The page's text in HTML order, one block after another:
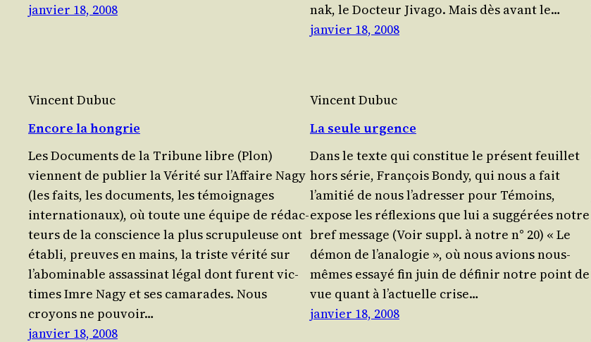
janvier 18, 2008
nak, le Doc­teur Jiva­go. Mais dès avant le…
janvier 18, 2008
Vincent Dubuc
Encore la hongrie
Les Docu­ments de la Tri­bune libre (Plon)
viennent de publier la Véri­té sur l’Affaire Nagy
(les faits, les docu­ments, les témoi­gnages
inter­na­tio­naux), où toute une équipe de rédac­
teurs de la conscience la plus scru­pu­leuse ont
éta­bli, preuves en mains, la triste vérité sur
l’abominable assas­si­nat légal dont furent vic­
times Imre Nagy et ses cama­rades. Nous
croyons ne pou­voir…
janvier 18, 2008
Vincent Dubuc
La seule urgence
Dans le texte qui consti­tue le pré­sent feuillet
hors série, Fran­çois Bon­dy, qui nous a fait
l’amitié de nous l’adresser pour Témoins,
expose les réflexions que lui a sug­gé­rées notre
bref mes­sage (Voir suppl. à notre n° 20) « Le
démon de l’analogie », où nous avions nous-
mêmes essayé fin juin de défi­nir notre point de
vue quant à l’actuelle crise…
janvier 18, 2008